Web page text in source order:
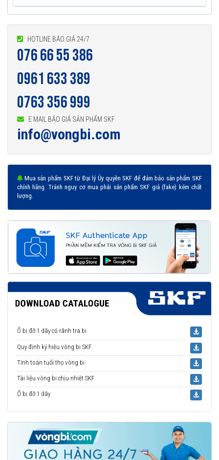
HOTLINE BÁO GIÁ 24/7
076 66 55 386
0961 633 389
0763 356 999
E MAIL BÁO GIÁ SẢN PHẨM SKF
info@vongbi.com
Mua sản phẩm SKF từ Đại lý Ủy quyền SKF để đảm bảo sản phẩm SKF
chính hãng. Tránh nguy cơ mua phải sản phẩm SKF giả (fake) kém chất
lượng.
Ổ bi đỡ 1 dãy có rãnh tra bi
Quy định ký hiệu vòng bi SKF
Tính toán tuổi thọ vòng bi
Tài liệu vòng bi chịu nhiệt SKF
Ổ bi đỡ 1 dãy